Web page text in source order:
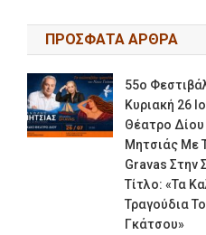
ΠΡΟΣΦΑΤΑ ΑΡΘΡΑ
55ο
Κυριακή 26
Θέατρο
Μητσιάς Με
Gravas Στην
Τίτλο: «τα
Τραγούδια
Γκάτσου»